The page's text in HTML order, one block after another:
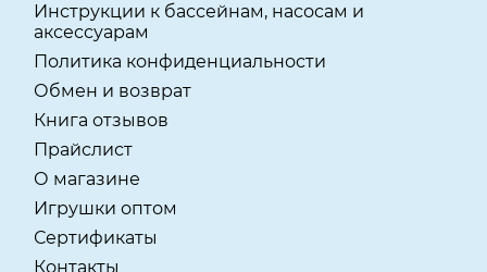
Инструкции к бассейнам, насосам и
аксессуарам
Политика конфиденциальности
Обмен и возврат
Книга отзывов
Прайслист
О магазине
Игрушки оптом
Сертификаты
Контакты